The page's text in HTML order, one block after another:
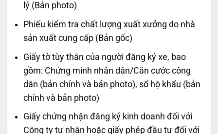
lý (Bản photo)
Phiếu kiểm tra chất lượng xuất xưởng do nhà
sản xuất cung cấp (Bản gốc)
Giấy tờ tùy thân của người đăng ký xe, bao
gồm: Chứng minh nhân dân/Căn cước công
dân (bản chính và bản photo), sổ hộ khẩu (bản
chính và bản photo)
Giấy chứng nhận đăng ký kinh doanh đối với
Công ty tư nhân hoặc giấy phép đầu tư đối với